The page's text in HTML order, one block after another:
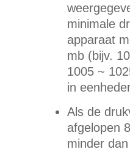
minimale
apparaat
mb (bijv.
1005 ~
in
Als de
afgelopen
minder